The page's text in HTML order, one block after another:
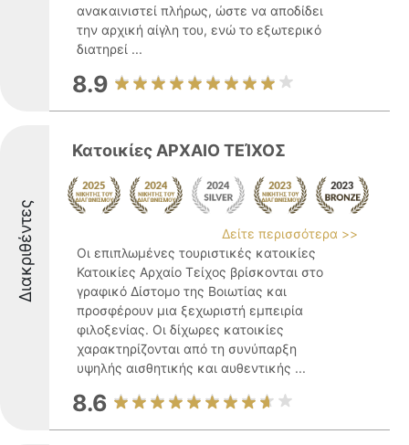
ανακαινιστεί πλήρως, ώστε να αποδίδει
την αρχική αίγλη του, ενώ το εξωτερικό
διατηρεί ...
8.9
Διακριθέντες
Κατοικίες ΑΡΧΑΙΟ ΤΕΊΧΟΣ
Δείτε περισσότερα >>
Οι επιπλωμένες τουριστικές κατοικίες
Κατοικίες Αρχαίο Τείχος βρίσκονται στο
γραφικό Δίστομο της Βοιωτίας και
προσφέρουν μια ξεχωριστή εμπειρία
φιλοξενίας. Οι δίχωρες κατοικίες
χαρακτηρίζονται από τη συνύπαρξη
υψηλής αισθητικής και αυθεντικής ...
8.6